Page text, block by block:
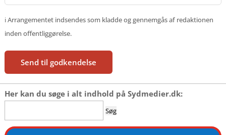
ℹ️ Arrangementet indsendes som kladde og gennemgås af redaktionen
inden offentliggørelse.
Send til godkendelse
Her kan du søge i alt indhold på Sydmedier.dk:
efter: